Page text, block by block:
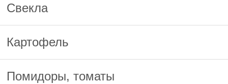
Свекла
Картофель
Помидоры, томаты